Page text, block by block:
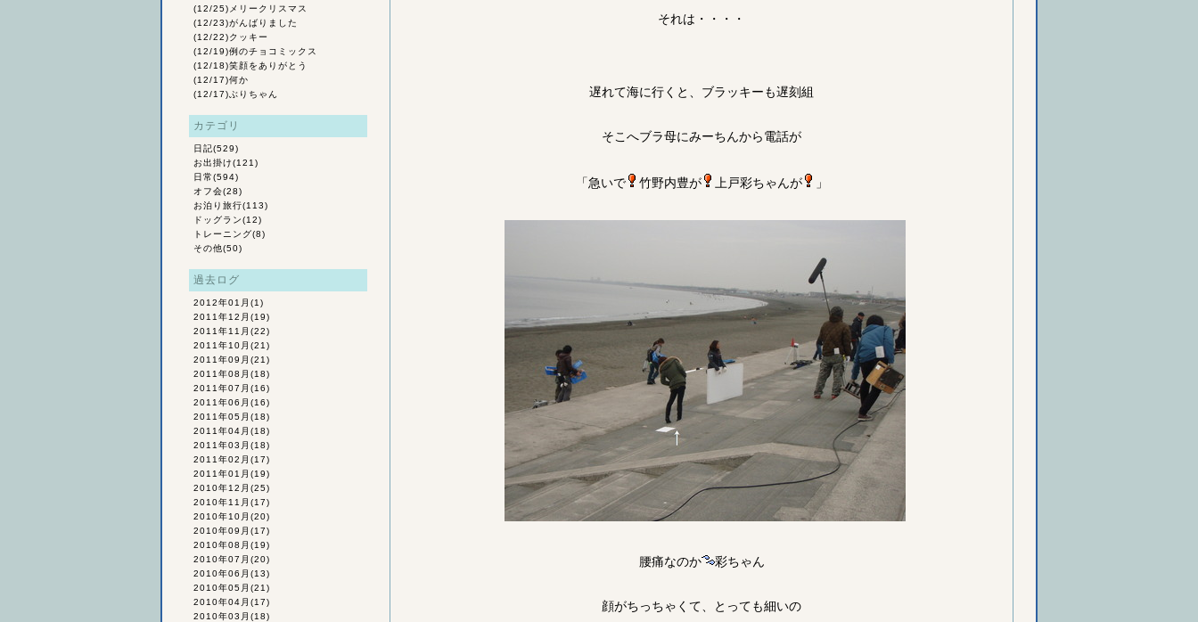
(12/25) メリークリスマス
(12/23)がんばりました
(12/22)クッキー
(12/19)例のチョコミックス
(12/18)笑顔をありがとう
(12/17)何か
(12/17) ぶりちゃん
カテゴリ
日記(529)
お出掛け(121)
日常(594)
オフ会(28)
お泊り旅行(113)
ドッグラン(12)
トレーニング(8)
その他(50)
過去ログ
2012年01月 (1)
2011年12月 (19)
2011年11月 (22)
2011年10月 (21)
2011年09月 (21)
2011年08月 (18)
2011年07月 (16)
2011年06月 (16)
2011年05月 (18)
2011年04月 (18)
2011年03月 (18)
2011年02月 (17)
2011年01月 (19)
2010年12月 (25)
2010年11月 (17)
2010年10月 (20)
2010年09月 (17)
2010年08月 (19)
2010年07月 (20)
2010年06月 (13)
2010年05月 (21)
2010年04月 (17)
2010年03月 (18)
それは・・・・
遅れて海に行くと、ブラッキーも遅刻組
そこへブラ母にみーちんから電話が
「急いで 竹野内豊が 上戸彩ちゃんが 」
腰痛なのか 彩ちゃん
顔がちっちゃくて、とっても細いの